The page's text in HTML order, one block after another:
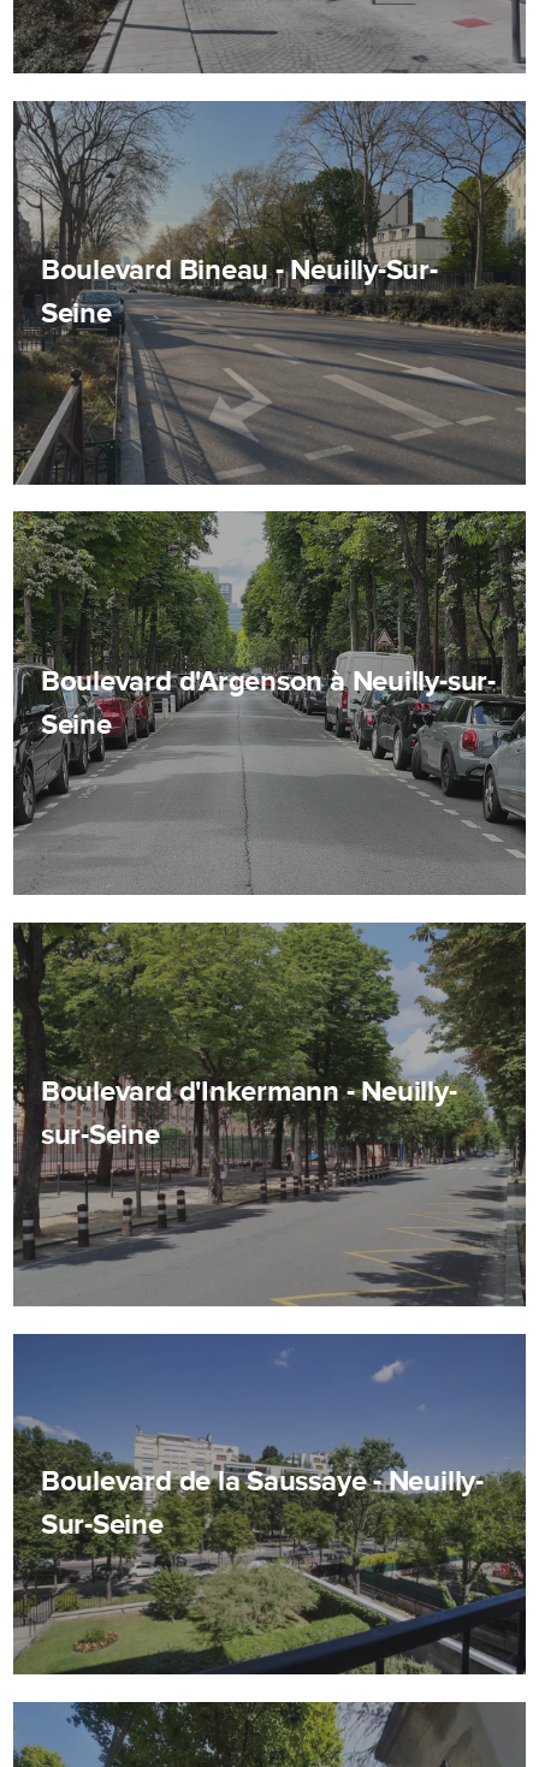
Boulevard Bineau - Neuilly-Sur-
Seine
Boulevard d'Argenson à Neuilly-sur-
Seine
Boulevard d'Inkermann - Neuilly-
sur-Seine
Boulevard de la Saussaye - Neuilly-
Sur-Seine